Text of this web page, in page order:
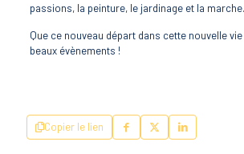
passions, la peinture, le jardinage et la marche.
Que ce nouveau départ dans cette nouvelle
beaux évènements !
Copier le lien